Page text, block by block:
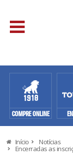
COMPRE ONLINE
Início Notícias
Encerradas as